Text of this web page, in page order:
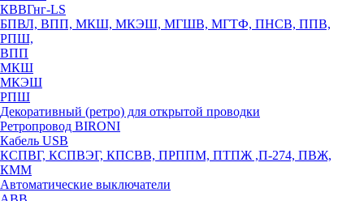
КВВГнг-LS
БПВЛ, ВПП, МКШ, МКЭШ, МГШВ, МГТФ, ПНСВ, ППВ,
РПШ,
ВПП
МКШ
МКЭШ
РПШ
Декоративный (ретро) для открытой проводки
Ретропровод BIRONI
Кабель USB
КСПВГ, КСПВЭГ, КПСВВ, ПРППМ, ПТПЖ ,П-274, ПВЖ,
КММ
Автоматические выключатели